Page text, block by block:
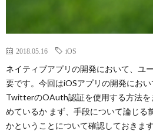
2018.05.16 iOS
ネイティブアプリの開発において、ユ
要です。今回はiOSアプリの開発にお
TwitterのOAuth認証を使用する方法
めているか まず、手段について論じる
かということについて確認しておきま